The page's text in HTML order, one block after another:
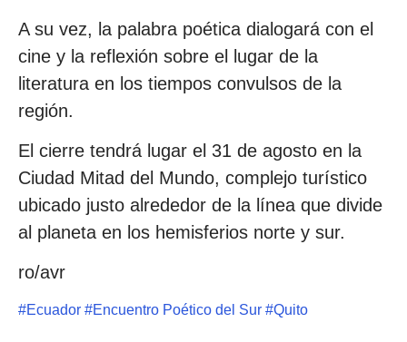
A su vez, la palabra poética dialogará con el
cine y la reflexión sobre el lugar de la
literatura en los tiempos convulsos de la
región.
El cierre tendrá lugar el 31 de agosto en la
Ciudad Mitad del Mundo, complejo turístico
ubicado justo alrededor de la línea que divide
al planeta en los hemisferios norte y sur.
ro/avr
#Ecuador #Encuentro Poético del Sur #Quito